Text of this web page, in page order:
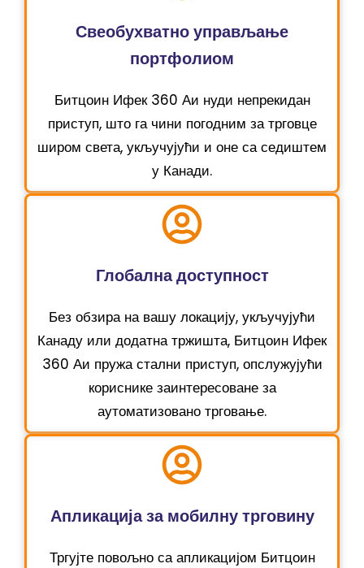
Свеобухватно управљање
портфолиом
Битцоин Ифек 360 Аи нуди непрекидан
приступ, што га чини погодним за трговце
широм света, укључујући и оне са седиштем
у Канади.
Глобална доступност
Без обзира на вашу локацију, укључујући
Канаду или додатна тржишта, Битцоин Ифек
360 Аи пружа стални приступ, опслужујући
кориснике заинтересоване за
аутоматизовано трговање.
Апликација за мобилну трговину
Тргујте повољно са апликацијом Битцоин